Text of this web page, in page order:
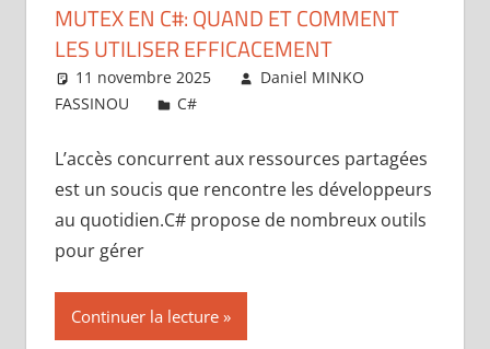
MUTEX EN C#: QUAND ET COMMENT
LES UTILISER EFFICACEMENT
11 novembre 2025
Daniel MINKO
FASSINOU
C#
L’accès concurrent aux ressources partagées
est un soucis que rencontre les développeurs
au quotidien.C# propose de nombreux outils
pour gérer
Continuer la lecture